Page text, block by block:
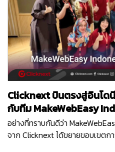
Clicknext บินตรงสู่อินโด
กับทีม MakeWebEasy
อย่างที่ทราบกันดีว่า
จาก Clicknext ได้ขยายขอบเขตกา